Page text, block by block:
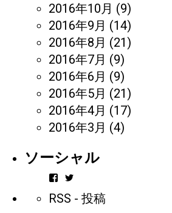
2016年10月 (9)
2016年9月 (14)
2016年8月 (21)
2016年7月 (9)
2016年6月 (9)
2016年5月 (21)
2016年4月 (17)
2016年3月 (4)
ソーシャル
vintageorder
ん
ん
の
RSS - 投稿